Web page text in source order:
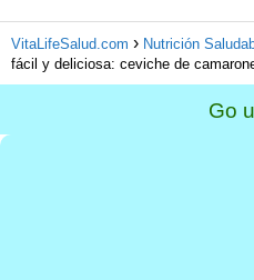
VitaLifeSalud.com Nutrición
fácil y deliciosa: ceviche de
Go